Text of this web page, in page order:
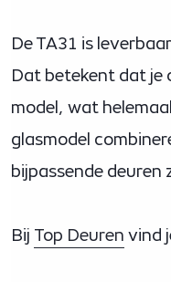
De TA31 is
Dat betekent dat je
model, wat
glasmodel
bijpassende deuren
Bij Top Deuren vind